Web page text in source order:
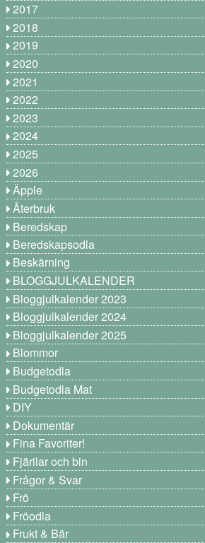
2017
2018
2019
2020
2021
2022
2023
2024
2025
2026
Äpple
Återbruk
Beredskap
Beredskapsodla
Beskärning
BLOGGJULKALENDER
Bloggjulkalender 2023
Bloggjulkalender 2024
Bloggjulkalender 2025
Blommor
Budgetodla
Budgetodla Mat
DIY
Dokumentär
Fina Favoriter!
Fjärilar och bin
Frågor & Svar
Frö
Fröodla
Frukt & Bär